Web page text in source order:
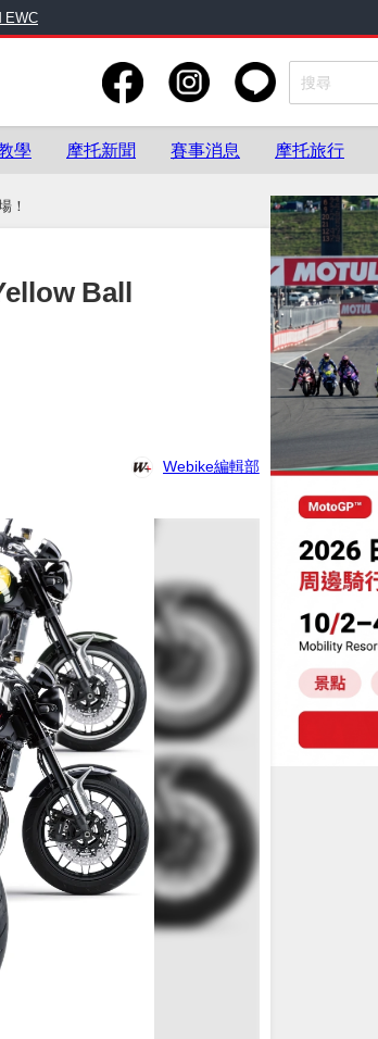
EWC
學 摩托新聞 賽事消息 摩托旅行
！
Ball
Webike編輯部